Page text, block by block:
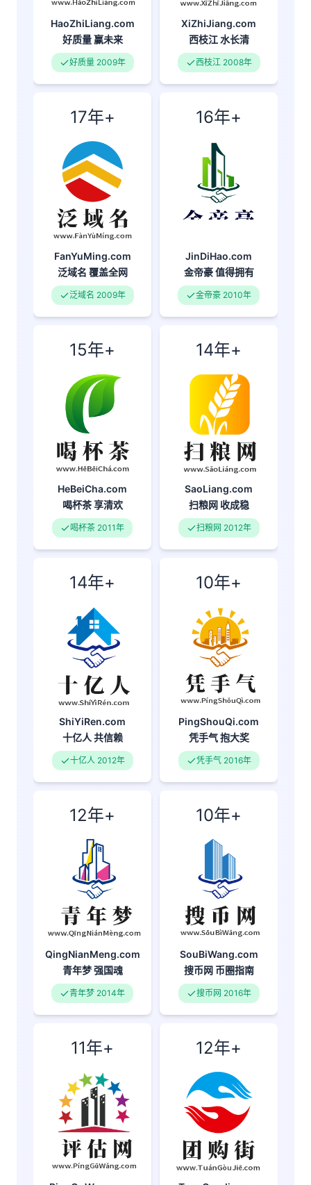
HaoZhiLiang.com
好质量赢未来
好质量 2009年
XiZhiJiang.com
西枝江水长清
西枝江 2008年
17年+
FanYuMing.com
泛域名 覆盖全网
泛域名 2009年
16年+
JinDiHao.com
金帝豪值得拥有
金帝豪 2010年
15年+
HeBeiCha.com
喝杯茶享清欢
喝杯茶 2011年
14年+
SaoLiang.com
扫粮网收成稳
扫粮网 2012年
14年+
ShiYiRen.com
十亿人 共信赖
十亿人 2012年
10年+
PingShouQi.com
凭手气抱大奖
凭手气 2016年
12年+
QingNianMeng.com
青年梦强国魂
青年梦 2014年
10年+
SouBiWang.com
搜币网币圈指南
搜币网 2016年
11年+ 12年+